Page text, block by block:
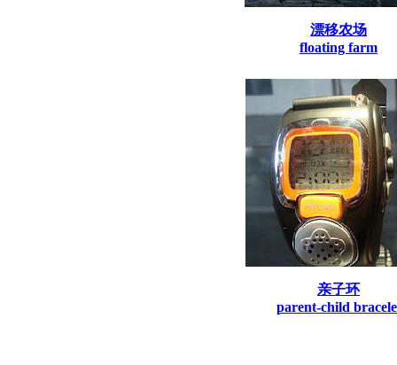
漂移农场
floating farm
亲子环
parent-child